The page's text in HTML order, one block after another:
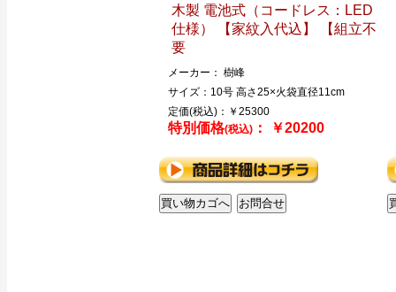
木製 電池式（コードレス：LED
仕様） 【家紋入代込】 【組立不
要
メーカー： 樹峰
サイズ：10号 高さ25×火袋直径11cm
定価(税込)：￥25300
特別価格(税込)： ￥20200